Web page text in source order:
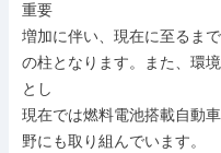
重要
増加に伴い、現在に至るま
の柱となります。また、環
とし
現在では燃料電池搭載自動
野にも取り組んでいます。